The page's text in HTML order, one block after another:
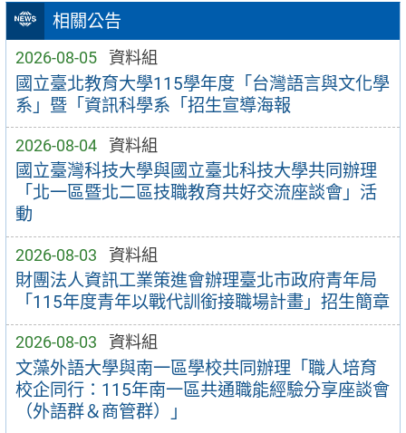
相關公告
2026-08-05 資料組
國立臺北教育大學115學年度「台灣語言與文化學
系」暨「資訊科學系「招生宣導海報
2026-08-04 資料組
國立臺灣科技大學與國立臺北科技大學共同辦理
「北一區暨北二區技職教育共好交流座談會」活
動
2026-08-03 資料組
財團法人資訊工業策進會辦理臺北市政府青年局
「115年度青年以戰代訓銜接職場計畫」招生簡章
2026-08-03 資料組
文藻外語大學與南一區學校共同辦理「職人培育
校企同行：115年南一區共通職能經驗分享座談會
（外語群＆商管群）」